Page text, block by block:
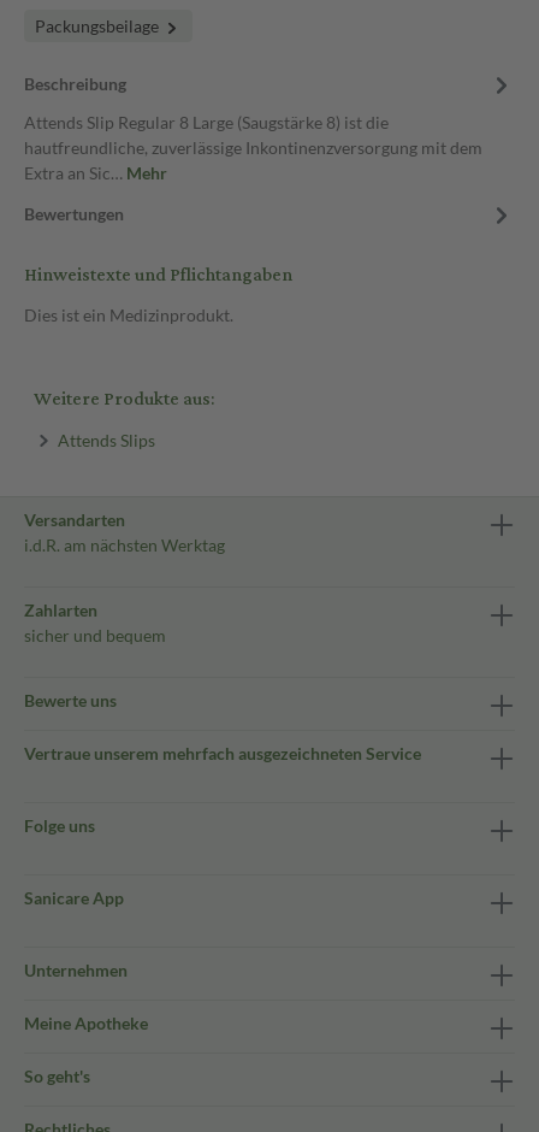
Packungsbeilage
Beschreibung
Attends Slip Regular 8 Large (Saugstärke 8) ist die
hautfreundliche, zuverlässige Inkontinenzversorgung mit dem
Extra an Sic… Mehr
Bewertungen
Hinweistexte und Pflichtangaben
Dies ist ein Medizinprodukt.
Weitere Produkte aus:
Attends Slips
Versandarten
i.d.R. am nächsten Werktag
Zahlarten
sicher und bequem
Bewerte uns
Vertraue unserem mehrfach ausgezeichneten Service
Folge uns
Sanicare App
Unternehmen
Meine Apotheke
So geht's